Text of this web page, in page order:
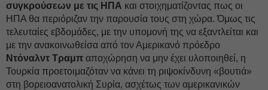
συγκρούσεων με τις ΗΠΑ και στοιχηματίζοντας πως οι
ΗΠΑ θα περιόριζαν την παρουσία τους στη χώρα. Όμως τις
τελευταίες εβδομάδες, με την υπομονή της να εξαντλείται και
με την ανακοινωθείσα από τον Αμερικανό πρόεδρο
Ντόναλντ Τραμπ αποχώρηση να μην έχει υλοποιηθεί, η
Τουρκία προετοιμαζόταν να κάνει τη ριψοκίνδυνη «βουτιά»
στη βορειοανατολική Συρία, ασχέτως των αμερικανικών